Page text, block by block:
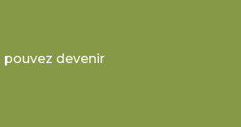
pouvez devenir